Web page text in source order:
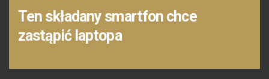
Ten składany smartfon chce
zastąpić laptopa